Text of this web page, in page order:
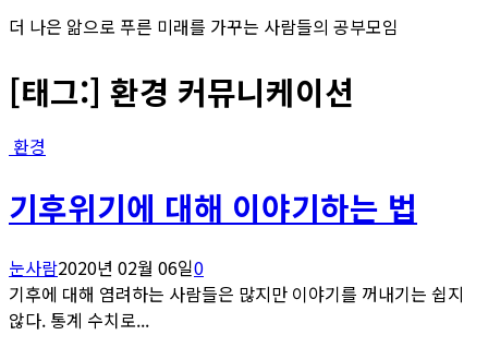
더 나은 앎으로 푸른 미래를 가꾸는 사람들의 공부모임
[태그:] 환경 커뮤니케이션
환경
기후위기에 대해 이야기하는 법
눈사람2020년 02월 06일0
기후에 대해 염려하는 사람들은 많지만 이야기를 꺼내기는 쉽지
않다. 통계 수치로...